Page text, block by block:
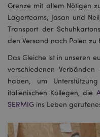
Grenze mit allem Nötigen
Lagerteams, Jasan und
Transport der
den Versand nach Polen zu
Das Gleiche ist in unseren
verschiedenen
haben, um
italienischen Kollegen, die
SERMIG ins Leben